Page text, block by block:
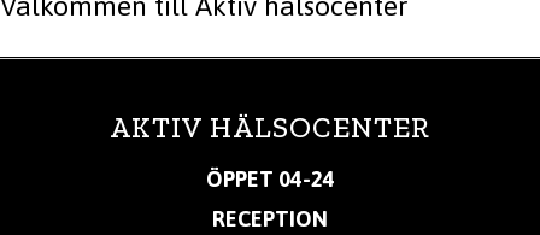
Välkommen till Aktiv hälsocenter
AKTIV HÄLSOCENTER
ÖPPET 04-24
RECEPTION